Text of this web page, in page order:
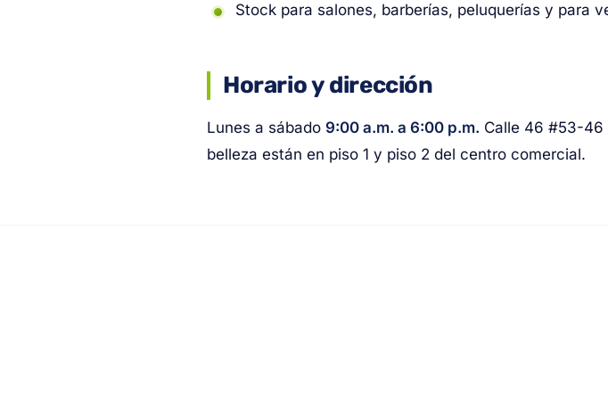
Stock para salones, barberías, peluquerías y para
Horario y dirección
Lunes a sábado 9:00 a.m. a 6:00 p.m. Calle 46 #53-46
belleza están en piso 1 y piso 2 del centro comercial.